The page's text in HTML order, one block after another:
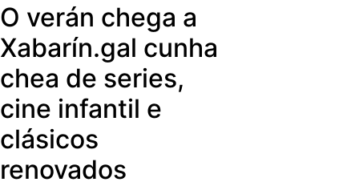
O verán chega a
Xabarín.gal cunha
chea de series,
cine infantil e
clásicos
renovados